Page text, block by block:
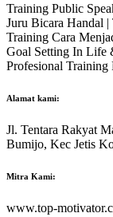
Training Public
Juru Bicara Handal
Training Cara
Goal Setting In Life
Profesional
Alamat kami:
Jl. Tentara Rakyat
Bumijo, Kec Jetis
Mitra Kami:
www.top-